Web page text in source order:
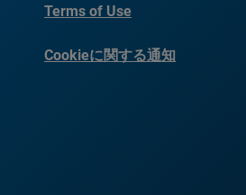
Terms of Use
Cookieに関する通知